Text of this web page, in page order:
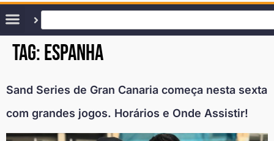
Tag:espanha
Sand Series de Gran Canaria começa nesta sexta
com grandes jogos. Horários e Onde Assistir!